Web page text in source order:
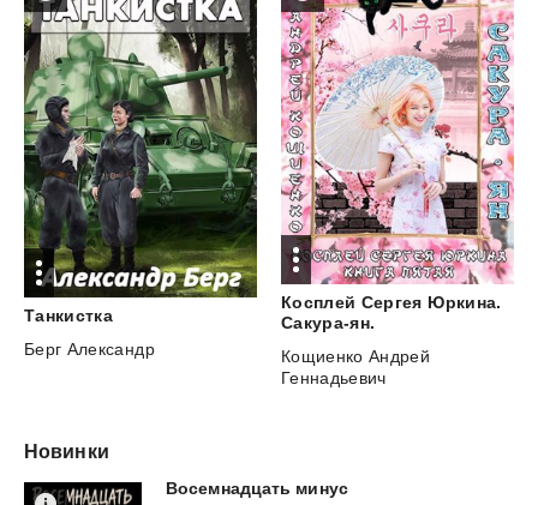
Танкистка
Берг Александр
Косплей Сергея Юркина.
Сакура-ян.
Кощиенко Андрей
Геннадьевич
Новинки
Восемнадцать минус